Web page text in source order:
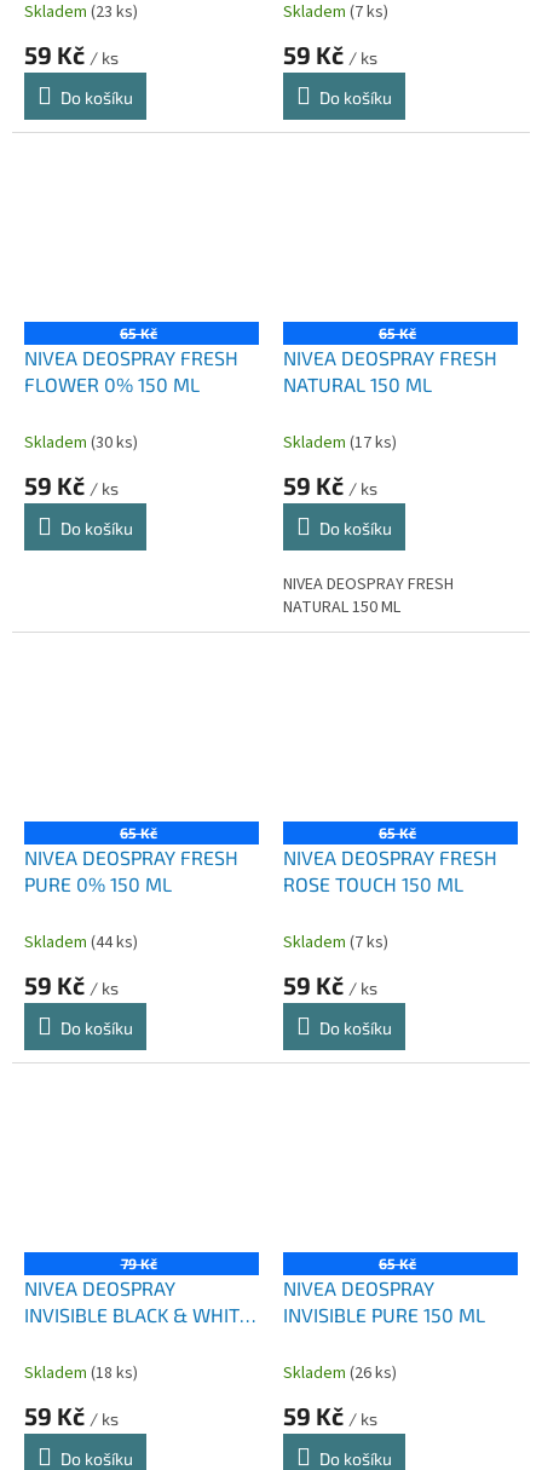
Skladem (23 ks)
59 Kč / ks
Do košíku
Skladem (7 ks)
59 Kč / ks
Do košíku
65 Kč
NIVEA DEOSPRAY FRESH
FLOWER 0% 150 ML
Skladem (30 ks)
59 Kč / ks
Do košíku
65 Kč
NIVEA DEOSPRAY FRESH
NATURAL 150 ML
Skladem (17 ks)
59 Kč / ks
Do košíku
NIVEA DEOSPRAY FRESH
NATURAL 150 ML
65 Kč
NIVEA DEOSPRAY FRESH
PURE 0% 150 ML
Skladem (44 ks)
59 Kč / ks
Do košíku
65 Kč
NIVEA DEOSPRAY FRESH
ROSE TOUCH 150 ML
Skladem (7 ks)
59 Kč / ks
Do košíku
79 Kč
NIVEA DEOSPRAY
INVISIBLE BLACK & WHITE
Skladem (18 ks)
59 Kč / ks
Do košíku
65 Kč
NIVEA DEOSPRAY
INVISIBLE PURE 150 ML
Skladem (26 ks)
59 Kč / ks
Do košíku